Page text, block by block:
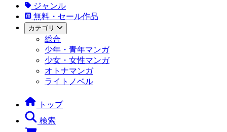
ジャンル
無料・セール作品
カテゴリ
総合
少年・青年マンガ
少女・女性マンガ
オトナマンガ
ライトノベル
トップ
検索